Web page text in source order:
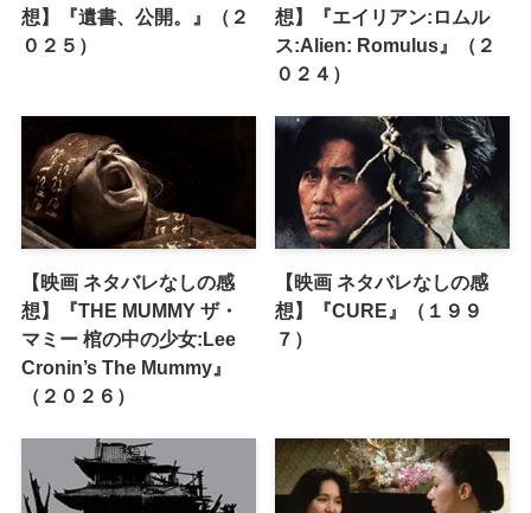
想】『遺書、公開。』（２
０２５）
想】『エイリアン:ロムル
ス:Alien: Romulus』（２
０２４）
【映画 ネタバレなしの感
想】『THE MUMMY ザ・
マミー 棺の中の少女:Lee
Cronin’s The Mummy』
（２０２６）
【映画 ネタバレなしの感
想】『CURE』（１９９
７）